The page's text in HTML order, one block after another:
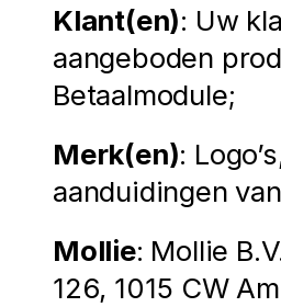
Klant(en): Uw
aangeboden
Betaalmodule;
Merk(en):
aanduidingen
Mollie: Mollie
126, 1015 CW